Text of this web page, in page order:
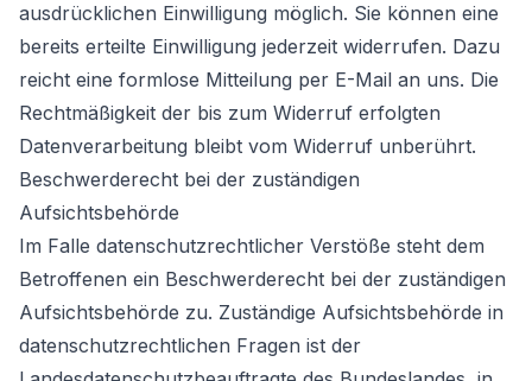
ausdrücklichen Einwilligung möglich. Sie können eine
bereits erteilte Einwilligung jederzeit widerrufen. Dazu
reicht eine formlose Mitteilung per E-Mail an uns. Die
Rechtmäßigkeit der bis zum Widerruf erfolgten
Datenverarbeitung bleibt vom Widerruf unberührt.
Beschwerderecht bei der zuständigen
Aufsichtsbehörde
Im Falle datenschutzrechtlicher Verstöße steht dem
Betroffenen ein Beschwerderecht bei der zuständigen
Aufsichtsbehörde zu. Zuständige Aufsichtsbehörde in
datenschutzrechtlichen Fragen ist der